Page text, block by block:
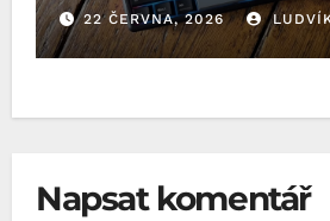
22 ČERVNA, 2026
Napsat komentář